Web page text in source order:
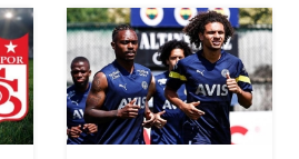
dönüyor